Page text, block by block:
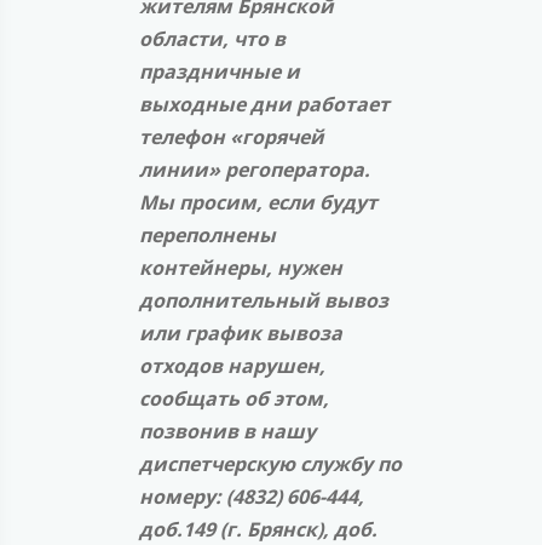
жителям Брянской
области, что в
праздничные и
выходные дни работает
телефон «горячей
линии» регоператора.
Мы просим, если будут
переполнены
контейнеры, нужен
дополнительный вывоз
или график вывоза
отходов нарушен,
сообщать об этом,
позвонив в нашу
диспетчерскую службу по
номеру: (4832) 606-444,
доб.149 (г. Брянск), доб.